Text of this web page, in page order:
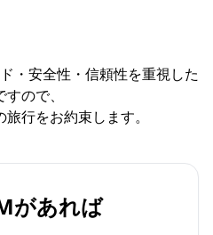
・安全性・信頼性を重視した
ので、
行をお約束します。
があれば